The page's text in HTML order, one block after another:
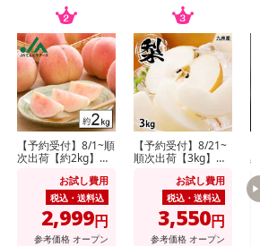
【予約受付】8/1~順
次出荷【約2kg】山
玉数おまかせ)※ご家
お試し費用
税込・送料込
2,999円
参考価格 オープン
【予約受付】8/21~
順次出荷【3kg】九
種おまかせ》(ご家
お試し費用
税込・送料込
3,550円
参考価格 オープン